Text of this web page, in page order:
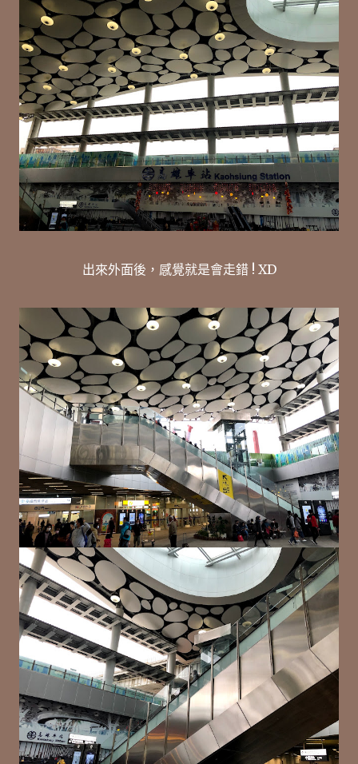
出來外面後，感覺就是會走錯 ! XD